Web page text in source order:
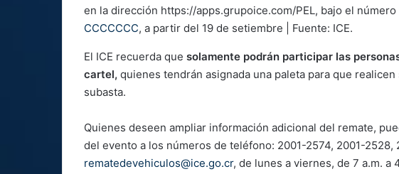
en la dirección https://apps.grupoice.com/PEL, bajo el
CCCCCCC, a partir del 19 de setiembre | Fuente: ICE.
El ICE recuerda que solamente podrán participar las
cartel, quienes tendrán asignada una paleta para que
subasta.
Quienes deseen ampliar información adicional del remate,
del evento a los números de teléfono: 2001-2574, 2001-
rematedevehiculos@ice.go.cr, de lunes a viernes, de 7 a.m. a